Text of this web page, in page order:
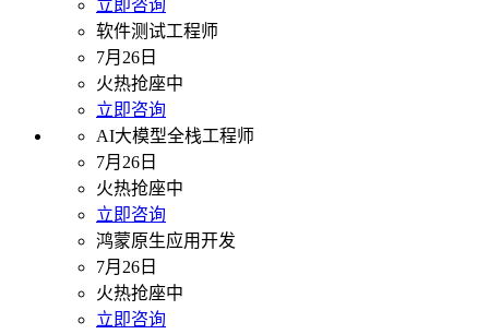
立即咨询
软件测试工程师
7月26日
火热抢座中
立即咨询
AI大模型全栈工程师
7月26日
火热抢座中
立即咨询
鸿蒙原生应用开发
7月26日
火热抢座中
立即咨询